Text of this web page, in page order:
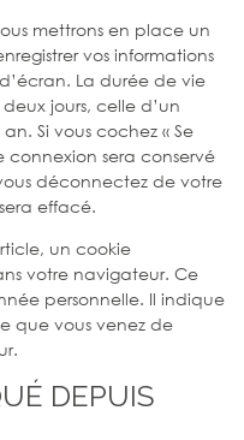
mettrons en place un
vos informations
La durée de vie
jours, celle d’un
Si vous cochez « Se
connexion sera conservé
déconnectez de votre
effacé.
un cookie
votre navigateur. Ce
personnelle. Il indique
que vous venez de
DEPUIS